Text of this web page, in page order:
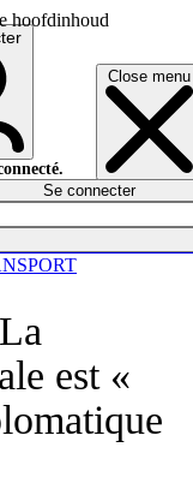
hoofdinhoud
Close menu
Se connecter
est «